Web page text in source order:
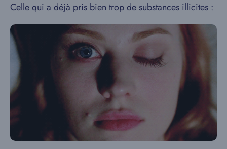
Celle qui a déjà pris bien trop de substances illicites :